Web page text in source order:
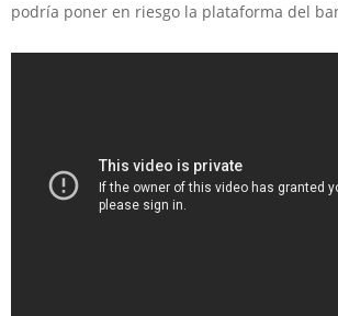
podría poner en riesgo la plataforma del